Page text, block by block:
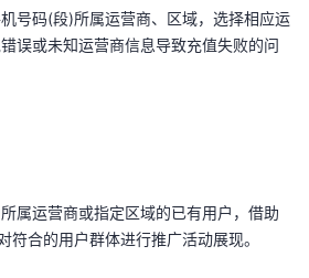
号码(段)所属运营商、区域，选择相应运
误或未知运营商信息导致充值失败的问
属运营商或指定区域的已有用户，借助
符合的用户群体进行推广活动展现。